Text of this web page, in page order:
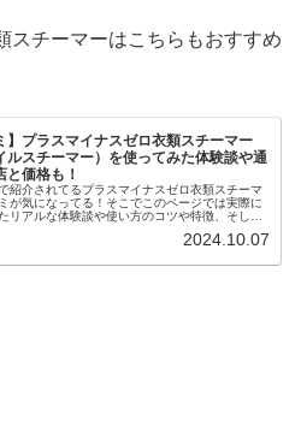
スチーマーはこちらもおすすめ
】プラスマイナスゼロ衣類スチーマー
ルスチーマー）を使ってみた体験談や通
と価格も！
紹介されてるプラスマイナスゼロ衣類スチーマ
が気になってる！そこでこのページでは実際に
リアルな体験談や使い方のコツや特徴、そして
ーマーの購入を考えているという方にも参考に
2024.10.07